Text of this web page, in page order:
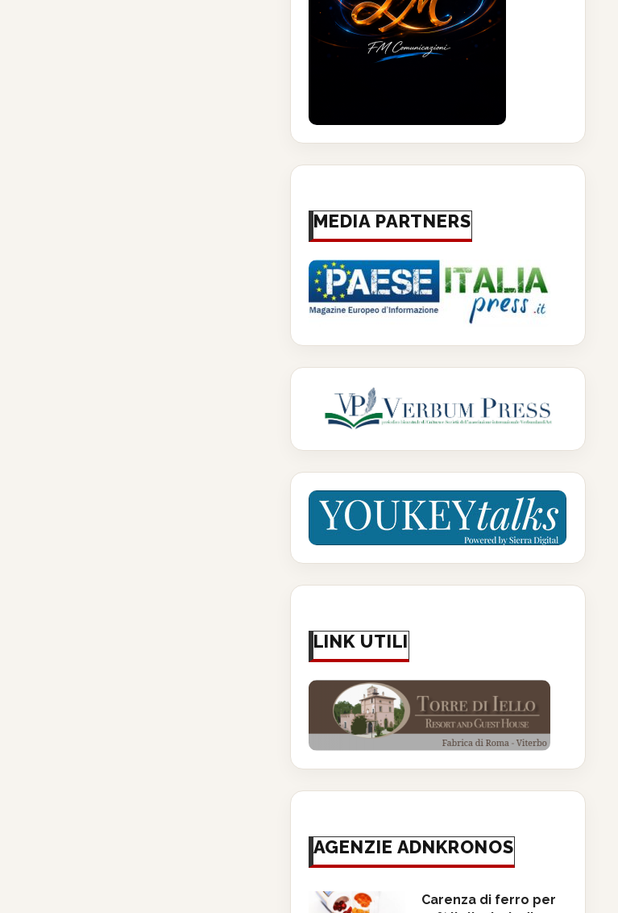
MEDIA PARTNERS
LINK UTILI
AGENZIE ADNKRONOS
Carenza di ferro per